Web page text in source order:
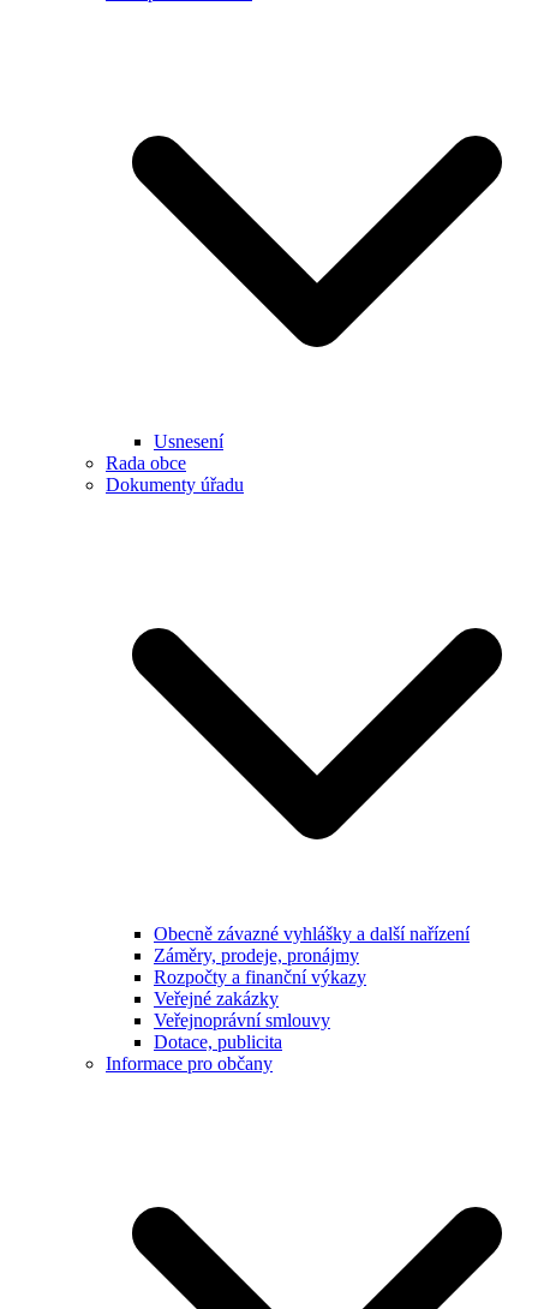
Usnesení
Rada obce
Dokumenty úřadu
Obecně závazné vyhlášky a další nařízení
Záměry, prodeje, pronájmy
Rozpočty a finanční výkazy
Veřejné zakázky
Veřejnoprávní smlouvy
Dotace, publicita
Informace pro občany